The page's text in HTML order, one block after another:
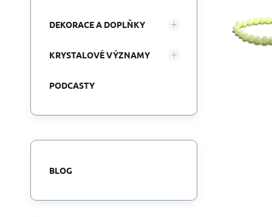
DEKORACE A DOPLŇKY
KRYSTALOVÉ VÝZNAMY
PODCASTY
BLOG